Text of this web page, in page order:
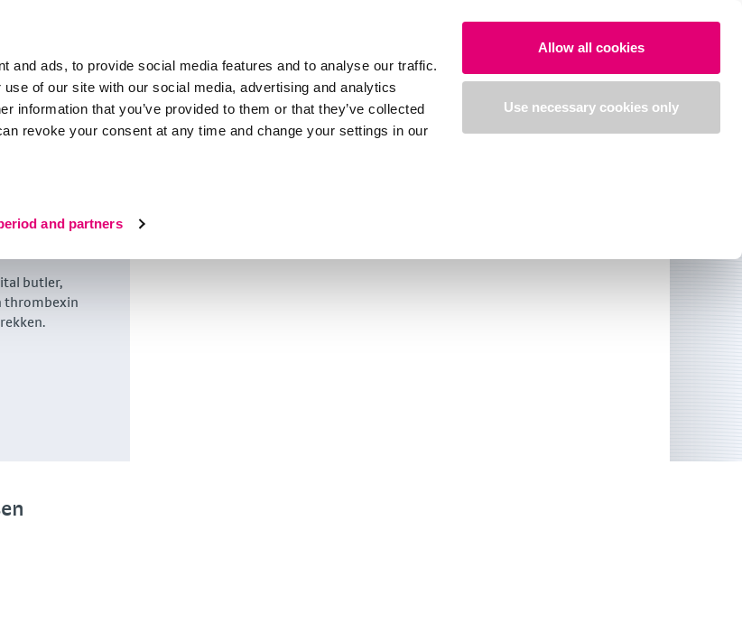
and ads, to provide social media features and to analyse our traffic.
of our site with our social media, advertising and analytics
information that you’ve provided to them or that they’ve collected
revoke your consent at any time and change your settings in our
and partners
Allow all cookies
Use necessary cookies only
butler,
thrombexin